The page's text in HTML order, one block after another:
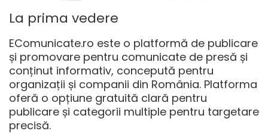
La prima vedere
EComunicate.ro este o platformă de publicare
și promovare pentru comunicate de presă și
conținut informativ, concepută pentru
organizații și companii din România. Platforma
oferă o opțiune gratuită clară pentru
publicare și categorii multiple pentru targetare
precisă.